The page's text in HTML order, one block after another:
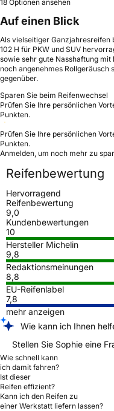
18 Optionen ansehen
Auf einen Blick
Als vielseitiger Ganzjahresreifen
102 H für PKW und SUV
sowie sehr gute Nasshaftung
noch angenehmes
gegenüber.
Sparen Sie beim Reifenwechsel
Prüfen Sie Ihre persönlichen
Punkten.
Prüfen Sie Ihre persönlichen
Punkten.
Anmelden, um noch mehr zu
Reifenbewertung
Hervorragend
Reifenbewertung
9,0
Kundenbewertungen
10
Hersteller Michelin
9,8
Redaktionsmeinungen
8,8
EU-Reifenlabel
7,8
mehr anzeigen
Wie kann ich Ihnen
Stellen Sie Sophie eine
Wie schnell kann
ich damit fahren?
Ist dieser
Reifen effizient?
Kann ich den Reifen zu
einer Werkstatt liefern lassen?